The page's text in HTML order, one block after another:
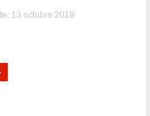
13 octobre 2018